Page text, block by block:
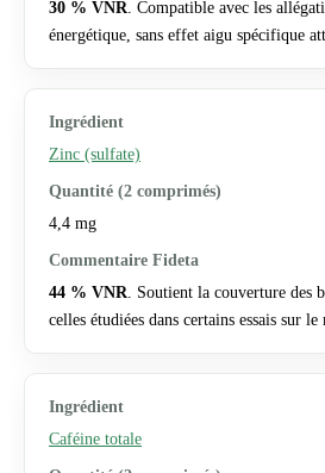
30 % VNR . Compatible avec les
énergétique, sans effet aigu spécifique
Zinc (sulfate)
4,4 mg
44 % VNR . Soutient la couverture des
celles étudiées dans certains essais sur le
Caféine totale